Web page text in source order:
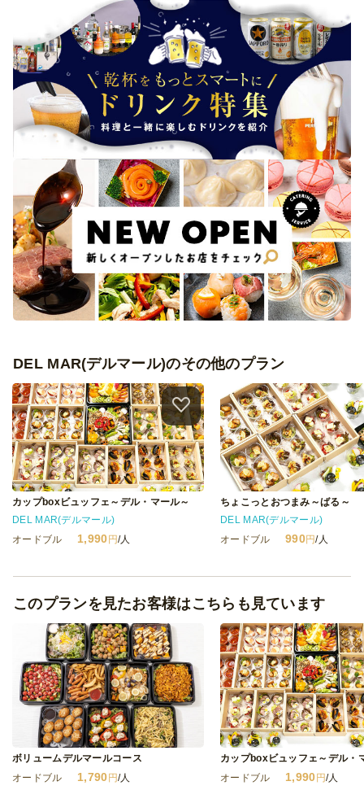
またこのような機会があれば別のコースも利用してみたい
です。（強いて言えば、送料がもう少し安い、もしくは無
料だとありがたいです）
DEL MAR(デルマール)のその他のプラン
カップboxビュッフェ～デル・マール～
DEL MAR(デルマール)
オードブル
1,990円/人
ちょこっとおつまみ～ばる～
DEL MAR(デルマール)
オードブル
990円/人
このプランを見たお客様はこちらも見ています
ボリュームデルマールコース
オードブル
1,790 円/人
カップboxビュッフェ～デル・
オードブル
1,990 円/人